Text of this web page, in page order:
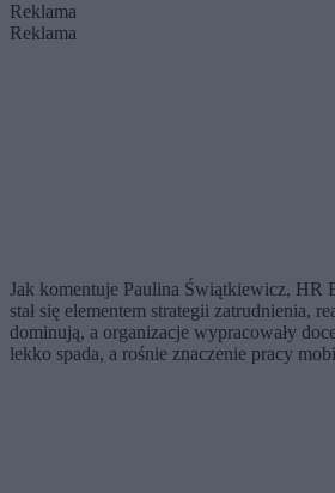
Reklama
Reklama
Jak komentuje Paulina Świątkiewicz, HR
stał się elementem strategii
dominują, a organizacje wypracowały
lekko spada, a rośnie znaczenie pracy